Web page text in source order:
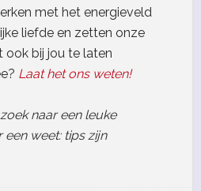
met het energieveld
liefde en zetten onze
ook bij jou te laten
Laat het ons weten!
naar een leuke
weet: tips zijn